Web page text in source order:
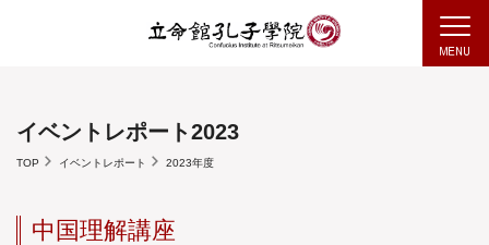
イベントレポート2023
TOP イベントレポート 2023年度
中国理解講座